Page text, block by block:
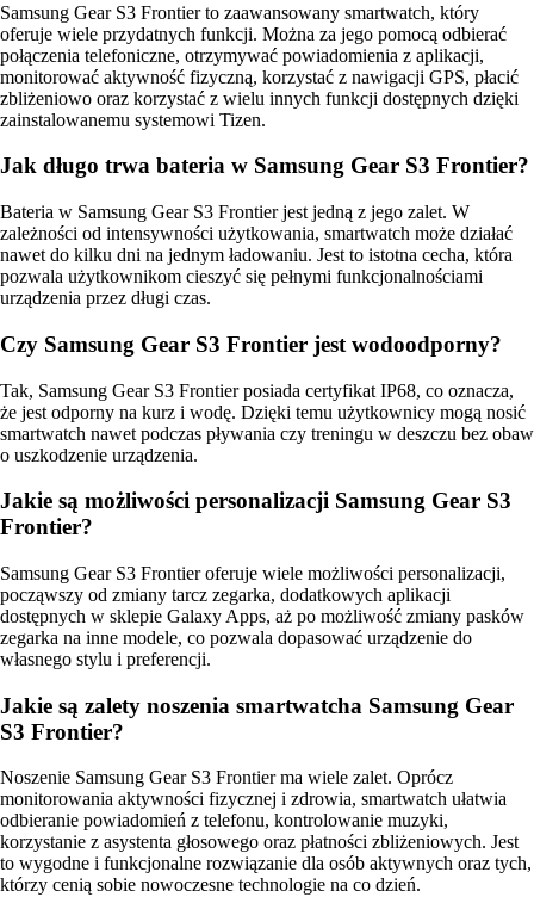
Samsung Gear S3 Frontier to zaawansowany smartwatch, który
oferuje wiele przydatnych funkcji. Można za jego pomocą odbierać
połączenia telefoniczne, otrzymywać powiadomienia z aplikacji,
monitorować aktywność fizyczną, korzystać z nawigacji GPS, płacić
zbliżeniowo oraz korzystać z wielu innych funkcji dostępnych dzięki
zainstalowanemu systemowi Tizen.
Jak długo trwa bateria w Samsung Gear S3 Frontier?
Bateria w Samsung Gear S3 Frontier jest jedną z jego zalet. W
zależności od intensywności użytkowania, smartwatch może działać
nawet do kilku dni na jednym ładowaniu. Jest to istotna cecha, która
pozwala użytkownikom cieszyć się pełnymi funkcjonalnościami
urządzenia przez długi czas.
Czy Samsung Gear S3 Frontier jest wodoodporny?
Tak, Samsung Gear S3 Frontier posiada certyfikat IP68, co oznacza,
że jest odporny na kurz i wodę. Dzięki temu użytkownicy mogą nosić
smartwatch nawet podczas pływania czy treningu w deszczu bez obaw
o uszkodzenie urządzenia.
Jakie są możliwości personalizacji Samsung Gear S3
Frontier?
Samsung Gear S3 Frontier oferuje wiele możliwości personalizacji,
począwszy od zmiany tarcz zegarka, dodatkowych aplikacji
dostępnych w sklepie Galaxy Apps, aż po możliwość zmiany pasków
zegarka na inne modele, co pozwala dopasować urządzenie do
własnego stylu i preferencji.
Jakie są zalety noszenia smartwatcha Samsung Gear
S3 Frontier?
Noszenie Samsung Gear S3 Frontier ma wiele zalet. Oprócz
monitorowania aktywności fizycznej i zdrowia, smartwatch ułatwia
odbieranie powiadomień z telefonu, kontrolowanie muzyki,
korzystanie z asystenta głosowego oraz płatności zbliżeniowych. Jest
to wygodne i funkcjonalne rozwiązanie dla osób aktywnych oraz tych,
którzy cenią sobie nowoczesne technologie na co dzień.